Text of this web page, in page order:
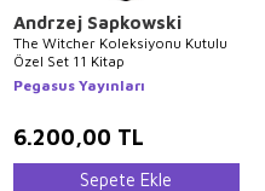
Andrzej Sapkowski
The Witcher Koleksiyonu Kutulu
Özel Set 11 Kitap
Pegasus Yayınları
6.200,00 TL
Sepete Ekle